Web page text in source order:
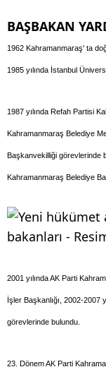
BAŞBAKAN
1962 Kahramanmaraş' ta
1985 yılında İstanbul
1987 yılında Refah Partisi
Kahramanmaraş Belediye
Başkanvekilliği görevlerinde
Kahramanmaraş Belediye
2001 yılında AK Parti
İşler Başkanlığı, 2002-2007
görevlerinde bulundu.
23. Dönem AK Parti